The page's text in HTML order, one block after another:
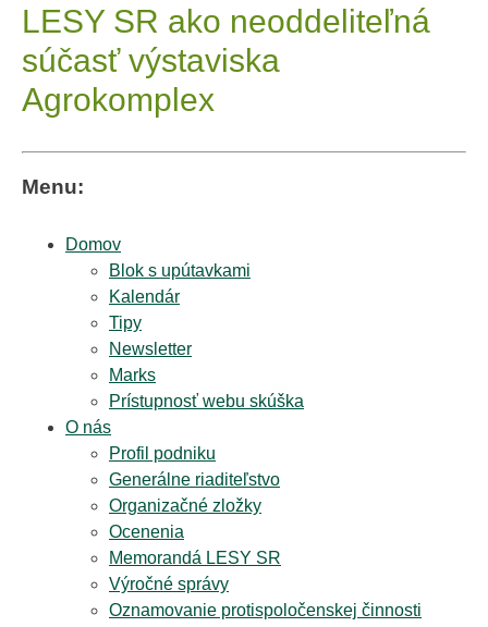
LESY SR ako neoddeliteľná
súčasť výstaviska
Agrokomplex
Menu:
Domov
Blok s upútavkami
Kalendár
Tipy
Newsletter
Marks
Prístupnosť webu skúška
O nás
Profil podniku
Generálne riaditeľstvo
Organizačné zložky
Ocenenia
Memorandá LESY SR
Výročné správy
Oznamovanie protispoločenskej činnosti